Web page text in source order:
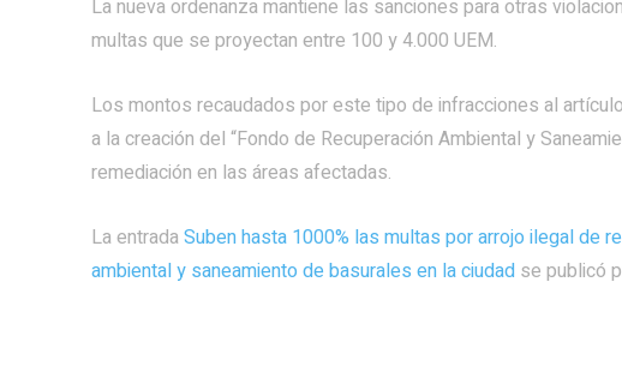
La nueva ordenanza mantiene las sanciones para otras
multas que se proyectan entre 100 y 4.000 UEM.
Los montos recaudados por este tipo de infracciones al
a la creación del “Fondo de Recuperación Ambiental y
remediación en las áreas afectadas.
La entradaSuben hasta 1000% las multas por arrojo ilegal de
ambiental y saneamiento de basurales en la ciudad se publicó